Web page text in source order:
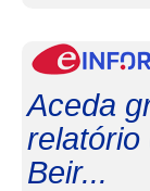
Aceda
relatório
Beir...